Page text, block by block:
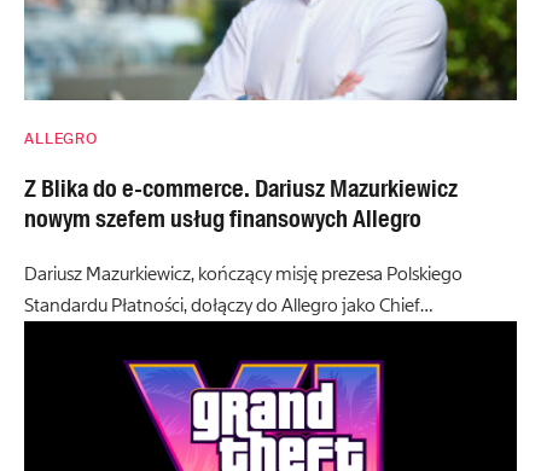
ALLEGRO
Z Blika do e-commerce. Dariusz Mazurkiewicz
nowym szefem usług finansowych Allegro
Dariusz Mazurkiewicz, kończący misję prezesa Polskiego
Standardu Płatności, dołączy do Allegro jako Chief…